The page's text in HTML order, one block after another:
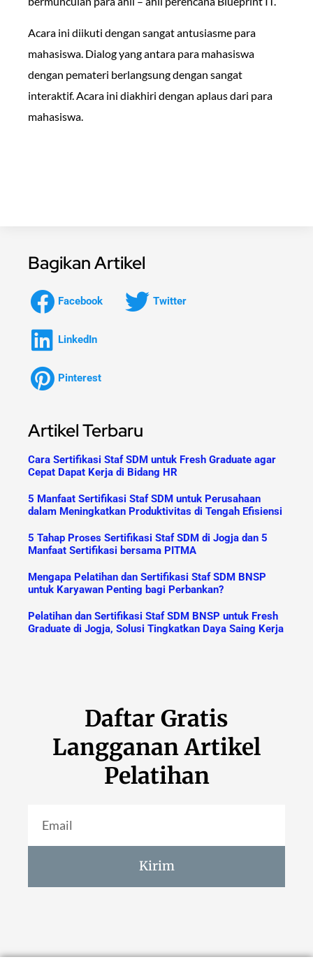
Acara ini diikuti dengan sangat antusiasme para
mahasiswa. Dialog yang antara para mahasiswa
dengan pemateri berlangsung dengan sangat
interaktif. Acara ini diakhiri dengan aplaus dari para
mahasiswa.
Bagikan Artikel
Facebook Twitter
LinkedIn
Pinterest
Artikel Terbaru
Cara Sertifikasi Staf SDM untuk Fresh Graduate agar
Cepat Dapat Kerja di Bidang HR
5 Manfaat Sertifikasi Staf SDM untuk Perusahaan
dalam Meningkatkan Produktivitas di Tengah Efisiensi
5 Tahap Proses Sertifikasi Staf SDM di Jogja dan 5
Manfaat Sertifikasi bersama PITMA
Mengapa Pelatihan dan Sertifikasi Staf SDM BNSP
untuk Karyawan Penting bagi Perbankan?
Pelatihan dan Sertifikasi Staf SDM BNSP untuk Fresh
Graduate di Jogja, Solusi Tingkatkan Daya Saing Kerja
Daftar Gratis
Langganan Artikel
Pelatihan
Kirim